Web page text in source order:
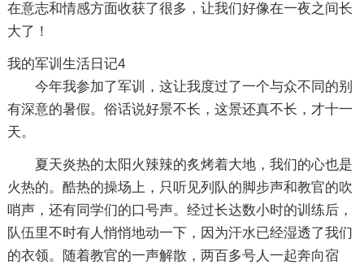
在意志和情感方面收获了很多，让我们好像在一夜之间长
大了！
我的军训生活日记4
今年我参加了军训，这让我度过了一个与众不同的别
有深意的暑假。俗话说好景不长，这景还真不长，才十一
天。
夏天炎热的太阳火辣辣的炙烤着大地，我们的心也是
火热的。酷热的操场上，只听见列队的脚步声和教官的吹
哨声，还有同学们的口号声。经过长达数小时的训练后，
队伍里不时有人悄悄地动一下，因为汗水已经湿透了我们
的衣领。随着教官的一声解散，两百多号人一起奔向宿